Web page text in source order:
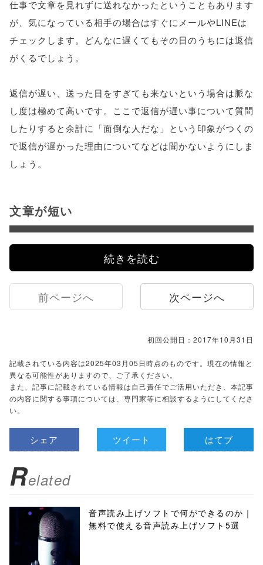
仕事で文章を見れずに送れなかったということもあります
が、気になっている相手の場合はすぐにメールやLINEは
チェックします。どんなに遅くてもその日のうちには返信
がくるでしょう。
返信が遅い、送った日をすぎても来ないという場合は脈な
し度は極めて高いです。ここで返信が遅い事について質問
したりすると余計に「面倒な人だな」という印象がつくの
で返信が遅かった理由についてなどは聞かないようにしま
しょう。
文章が短い
続きを読む
前ページへ 次ページへ
初回公開日：2017年10月31日
記載されている内容は2025年03月05日時点のものです。現在の情報と
異なる可能性がありますので、ご了承ください。
また、記事に記載されている情報は自己責任でご活用いただき、本記事
の内容に関する事項については、専門家等に相談するようにしてくださ
い。
シェア ツイート はてブ
Related
音声読み上げソフトで何ができるのか｜
無料で使える音声読み上げソフト5選